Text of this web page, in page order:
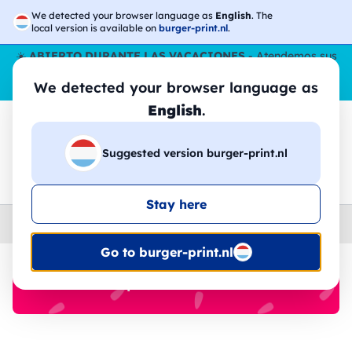
We detected your browser language as English. The
local version is available on burger-print.nl.
We detected your browser language as
English.
Suggested version burger-print.nl
Stay here
Go to burger-print.nl
☀️ABIERTO DURANTE LAS VACACIONES- Atendemos sus
pedidos durante todo el verano, incluso en agosto.
Sin parar
😎🌴
🔎
Home › Chaquetas › ninos